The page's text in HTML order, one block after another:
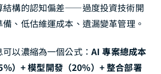
結構的認知偏差——過度投資技術開
、低估維運成本、遺漏變革管理。
以濃縮為一個公式： AI 專案總成本
）+ 模型開發（20%）+ 整合部署